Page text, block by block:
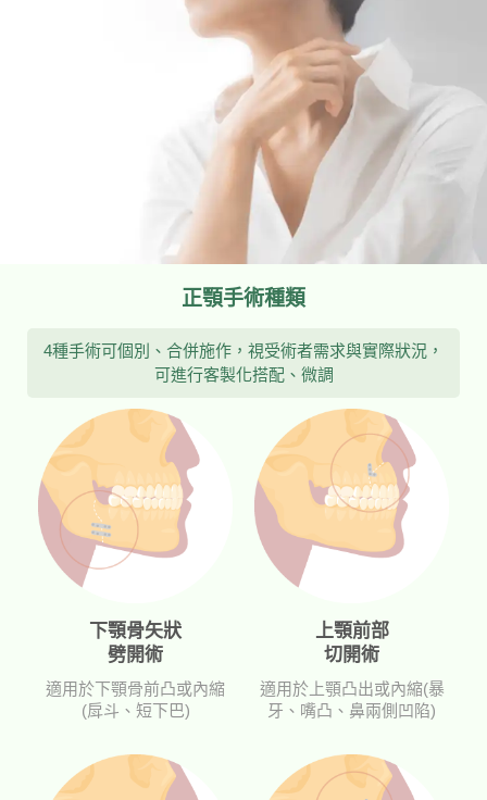
正顎手術種類
4種手術可個別、合併施作，視受術者需求與實際狀況，
可進行客製化搭配、微調
下顎骨矢狀
劈開術
適用於下顎骨前凸或內縮
(戽斗、短下巴)
上顎前部
切開術
適用於上顎凸出或內縮(暴
牙、嘴凸、鼻兩側凹陷)